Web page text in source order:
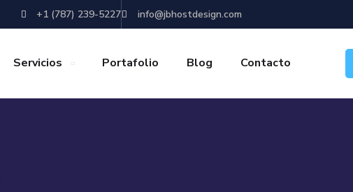
+1 (787) 239-5227 info@jbhostdesign.com
Servicios Portafolio Blog Contacto